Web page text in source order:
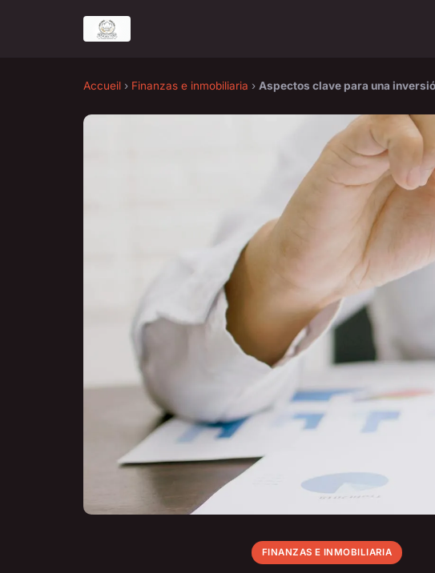
Accueil › Finanzas e inmobiliaria › Aspectos clave para una
FINANZAS E INMOBILIARIA